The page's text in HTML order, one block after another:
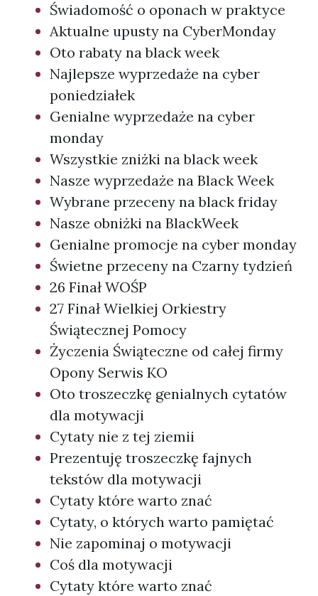
Świadomość o oponach w praktyce
Aktualne upusty na CyberMonday
Oto rabaty na black week
Najlepsze wyprzedaże na cyber
poniedziałek
Genialne wyprzedaże na cyber
monday
Wszystkie zniżki na black week
Nasze wyprzedaże na Black Week
Wybrane przeceny na black friday
Nasze obniżki na BlackWeek
Genialne promocje na cyber monday
Świetne przeceny na Czarny tydzień
26 Finał WOŚP
27 Finał Wielkiej Orkiestry
Świątecznej Pomocy
Życzenia Świąteczne od całej firmy
Opony Serwis KO
Oto troszeczkę genialnych cytatów
dla motywacji
Cytaty nie z tej ziemii
Prezentuję troszeczkę fajnych
tekstów dla motywacji
Cytaty które warto znać
Cytaty, o których warto pamiętać
Nie zapominaj o motywacji
Coś dla motywacji
Cytaty które warto znać